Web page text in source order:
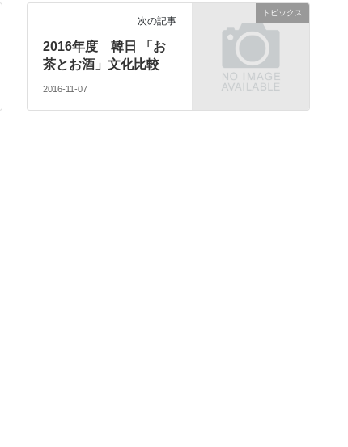
トピックス
次の記事
2016年度 韓日 「お
茶とお酒」文化比較
2016-11-07